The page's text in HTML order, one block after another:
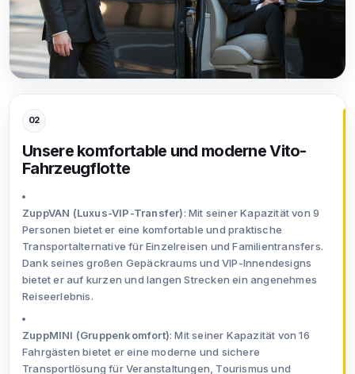
02
Unsere komfortable und moderne Vito-
Fahrzeugflotte
ZuppVAN (Luxus-VIP-Transfer): Mit seiner Kapazität von 9
Personen bietet er eine komfortable und praktische
Transportalternative für Einzelreisen und Familientransfers.
Dank seines großen Gepäckraums und VIP-Innendesigns
bietet er auf kurzen und langen Strecken ein angenehmes
Reiseerlebnis.
ZuppMINI (Gruppenkomfort): Mit seiner Kapazität von 16
Fahrgästen bietet er eine moderne und sichere
Transportlösung für Veranstaltungen, Tourismus und